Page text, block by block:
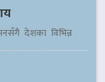
देशका विभिन्न